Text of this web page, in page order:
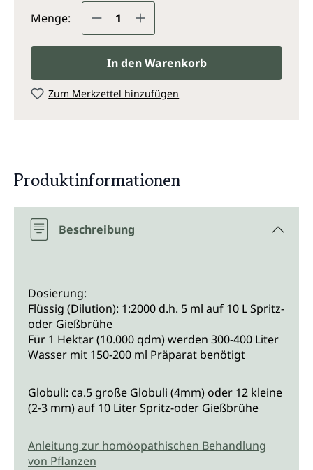
Menge: Produkt Anzahl: Gib den
In den Warenkorb
Zum Merkzettel hinzufügen
Produktinformationen
Beschreibung
Dosierung:
Flüssig (Dilution): 1:2000 d.h. 5 ml auf 10 L Spritz-
oder Gießbrühe
Für 1 Hektar (10.000 qdm) werden 300-400 Liter
Wasser mit 150-200 ml Präparat benötigt
Globuli: ca.5 große Globuli (4mm) oder 12 kleine
(2-3 mm) auf 10 Liter Spritz-oder Gießbrühe
Anleitung zur homöopathischen Behandlung
von Pflanzen